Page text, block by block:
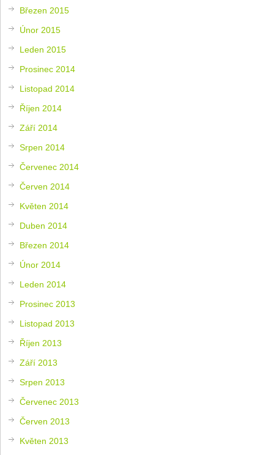
Březen 2015
Únor 2015
Leden 2015
Prosinec 2014
Listopad 2014
Říjen 2014
Září 2014
Srpen 2014
Červenec 2014
Červen 2014
Květen 2014
Duben 2014
Březen 2014
Únor 2014
Leden 2014
Prosinec 2013
Listopad 2013
Říjen 2013
Září 2013
Srpen 2013
Červenec 2013
Červen 2013
Květen 2013